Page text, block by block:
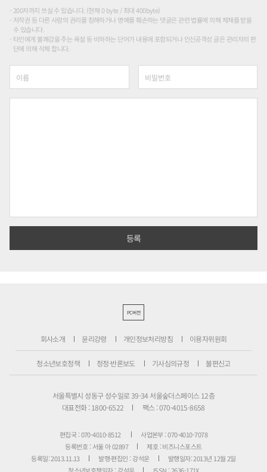
200자까지 쓰실 수 있습니다. (현재 0 byte / 최대 400byte)
저작권 등 다른 사람의 권리를 침해하거나 명예를 훼손하는 댓글은 관련 법률에 의해 제재를 받을
수 있습니다.
타인에게 불쾌감을 주는 욕설 등 비하하는 단어가 내용에 포함되거나 인신공격성 글은 관리자의 판
단에 의해 삭제 합니다.
PC버전
회사소개 윤리강령 개인정보처리방침 이용자위원회
청소년보호정책 정정·반론보도 기사심의규정 불편신고
서울특별시 성동구 성수일로 39-34 서울숲더스페이스 12층
대표전화 : 1800-6522
팩스 : 070-4015-8658
편집국 : 070-4010-8512
사업본부 : 070-4010-7078
등록번호 : 서울 아 02897
제호 : 비즈니스포스트
등록일: 2013.11.13
발행·편집인 : 강석운
발행일자: 2013년 12월 2일